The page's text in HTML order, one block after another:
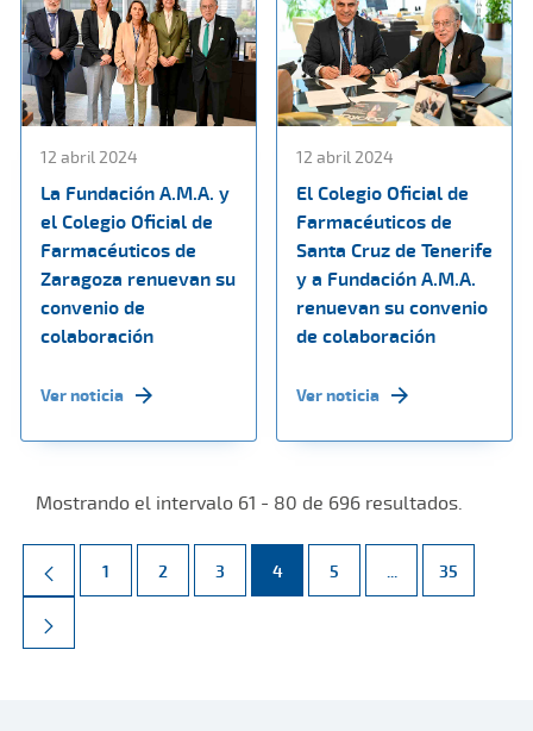
12 abril 2024
La Fundación A.M.A. y
el Colegio Oficial de
Farmacéuticos de
Zaragoza renuevan su
convenio de
colaboración
Ver noticia
12 abril 2024
El Colegio Oficial de
Farmacéuticos de
Santa Cruz de Tenerife
y a Fundación A.M.A.
renuevan su convenio
de colaboración
Ver noticia
Mostrando el intervalo 61 - 80 de 696 resultados.
Página
1 Página
2 Página
3 Página
4 Página
5 ... Páginas
Página
35